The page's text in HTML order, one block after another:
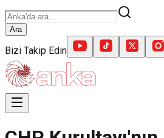
Ara
Bizi Takip Edin